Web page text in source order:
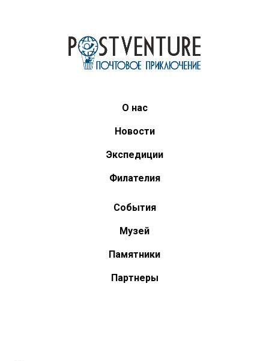
О нас
Новости
Экспедиции
Филателия
События
Музей
Памятники
Партнеры